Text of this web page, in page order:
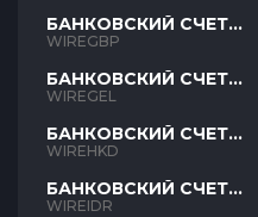
БАНКОВСКИЙ СЧЕТ
GBP
WIREGBP
БАНКОВСКИЙ СЧЕТ
GEL
WIREGEL
БАНКОВСКИЙ СЧЕТ
HKD
WIREHKD
БАНКОВСКИЙ СЧЕТ
IDR
WIREIDR